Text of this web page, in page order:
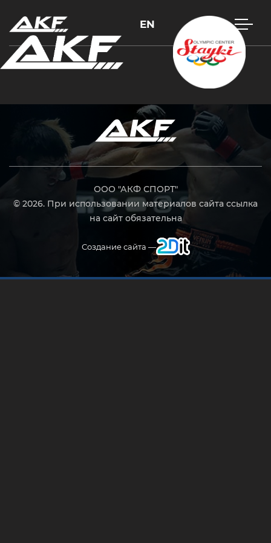
EN
ООО "АКФ СПОРТ"
© 2026. При использовании материалов сайта ссылка
на сайт обязательна
Создание сайта —
Нажмите Enter для поиска или Esc, чтобы закрыть